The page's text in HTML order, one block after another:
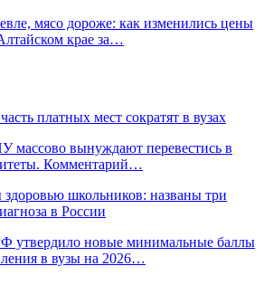
мясо дороже: как изменились цены
крае за…
платных мест сократят в вузах
массово вынуждают перевестись в
Комментарий…
здоровью школьников: названы три
в России
утвердило новые минимальные баллы
в вузы на 2026…